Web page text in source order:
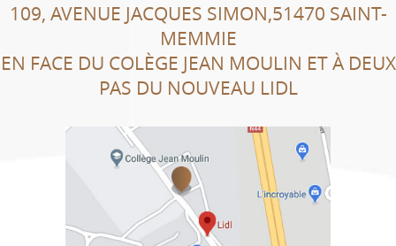
109, AVENUE JACQUES SIMON,51470 SAINT-
MEMMIE
EN FACE DU COLÈGE JEAN MOULIN ET À DEUX
PAS DU NOUVEAU LIDL